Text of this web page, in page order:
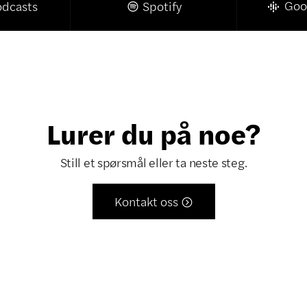
 Spotify
Lurer du på noe?
Still et spørsmål eller ta neste steg.
Kontakt oss 